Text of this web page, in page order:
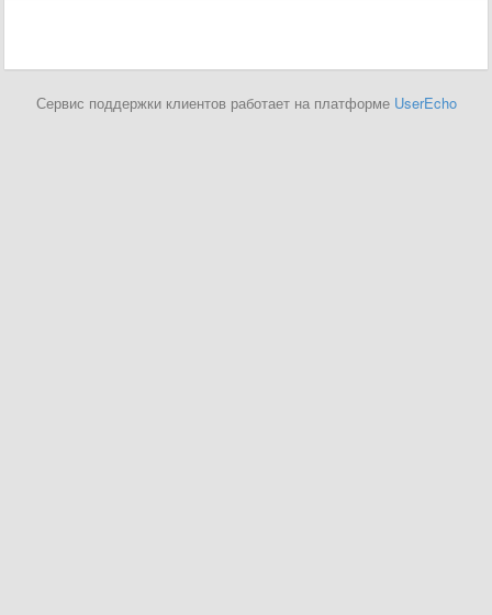
Сервис поддержки клиентов работает на платформе UserEcho